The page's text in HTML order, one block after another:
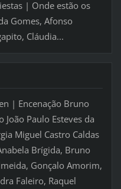
| Onde estão os
Gomes, Afonso
Cláudia...
| Encenação Bruno
Paulo Esteves da
Miguel Castro Caldas
Brígida, Bruno
Gonçalo Amorim,
Faleiro, Raquel